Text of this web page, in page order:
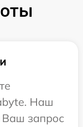
Наш
Ваш запрос